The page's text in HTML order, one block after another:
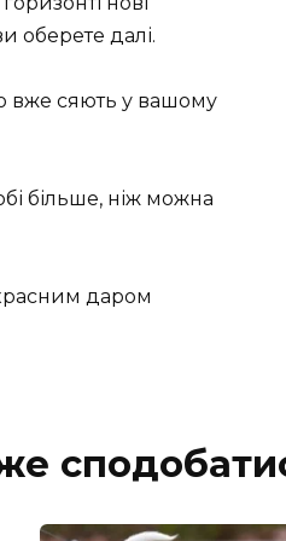
оберете далі.
вже сяють у вашому
більше, ніж можна
даром